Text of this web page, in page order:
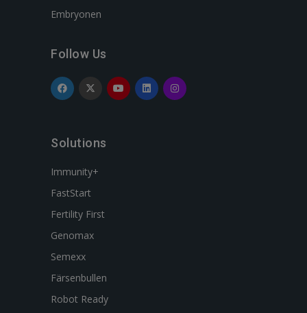
Embryonen
Follow Us
Solutions
Immunity+
FastStart
Fertility First
Genomax
Semexx
Färsenbullen
Robot Ready